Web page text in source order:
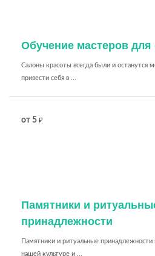
Обучение мастеров
Салоны красоты всегда были и
привести себя в ...
от 5 ₽
Памятники и
принадлежности
Памятники и ритуальные
нашей культуре и ...